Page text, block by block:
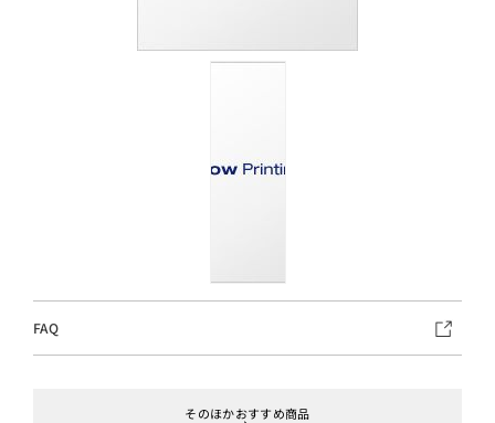
FAQ
そのほかおすすめ商品